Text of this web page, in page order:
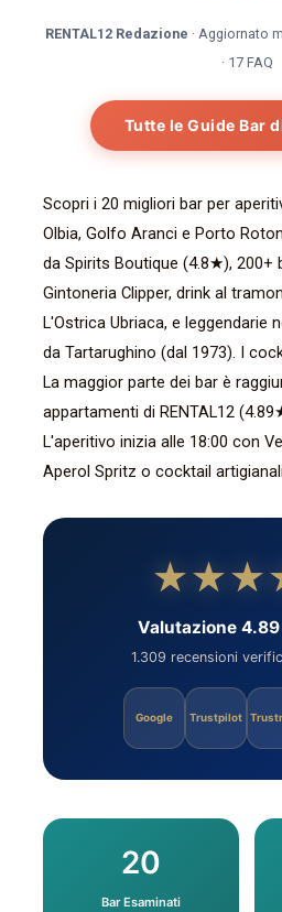
RENTAL12 Redazione · Aggiornato
· 17 FAQ
Tutte le Guide Bar
Scopri i 20 migliori bar per
Olbia, Golfo Aranci e Porto
da Spirits Boutique (4.8★), 200+
Gintoneria Clipper, drink al
L'Ostrica Ubriaca, e leggendarie
da Tartarughino (dal 1973). I
La maggior parte dei bar è
appartamenti di RENTAL12
L'aperitivo inizia alle 18:00 con
Aperol Spritz o cocktail
Valutazione
1.309 recensioni
Google Trustpilot
20
Bar Esaminati